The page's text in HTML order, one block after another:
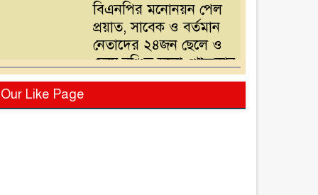
বিএনপির মনোনয়ন পেল
প্রয়াত, সাবেক ও বর্তমান
নেতাদের ২৪জন ছেলে ও
মেয়ে,বঞ্চিত হলো খোন্দকার
দেলোয়ার হোসেনের পুত্র
পরিবর্তনের দাবিতে
Our Like Page